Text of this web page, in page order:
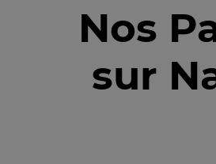
Nos
sur